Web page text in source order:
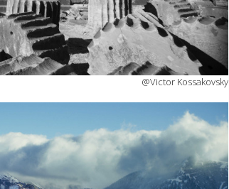
@Victor Kossakovsky